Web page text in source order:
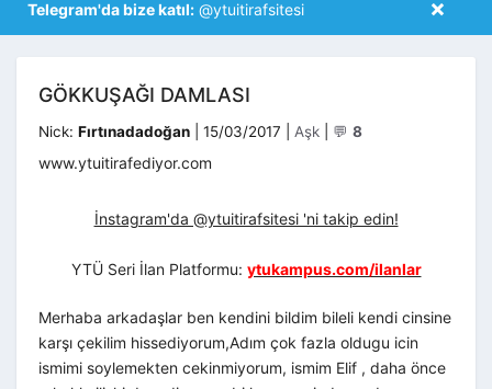
×
Telegram'da bize katıl: @ytuitirafsitesi
GÖKKUŞAĞI DAMLASI
Nick: Fırtınadadoğan 15/03/2017 Kategoriler
Aşk 💬 8
www.ytuitirafediyor.com
İnstagram'da @ytuitirafsitesi 'ni takip edin!
YTÜ Seri İlan Platformu: ytukampus.com/ilanlar
Merhaba arkadaşlar ben kendini bildim bileli kendi cinsine
karşı çekilim hissediyorum,Adım çok fazla oldugu icin
ismimi soylemekten cekinmiyorum, ismim Elif , daha önce